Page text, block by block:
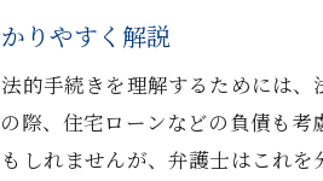
りやすく解説
的手続きを理解するためには
際、住宅ローンなどの負債も
しれませんが、弁護士はこれ